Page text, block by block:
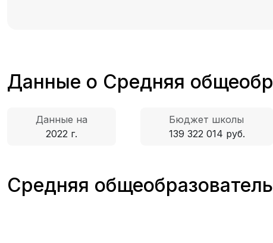
Данные о Средняя
Данные на
2022 г.
Бюджет школы
139 322 014 руб.
Средняя